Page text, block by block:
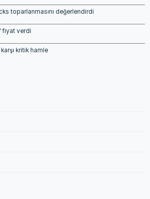
toparlanmasını değerlendirdi
fiyat verdi
kritik hamle